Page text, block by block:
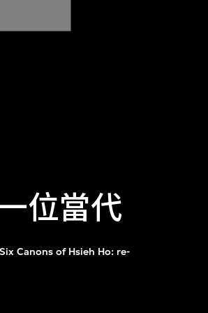
位當代
Canons of Hsieh Ho: re-